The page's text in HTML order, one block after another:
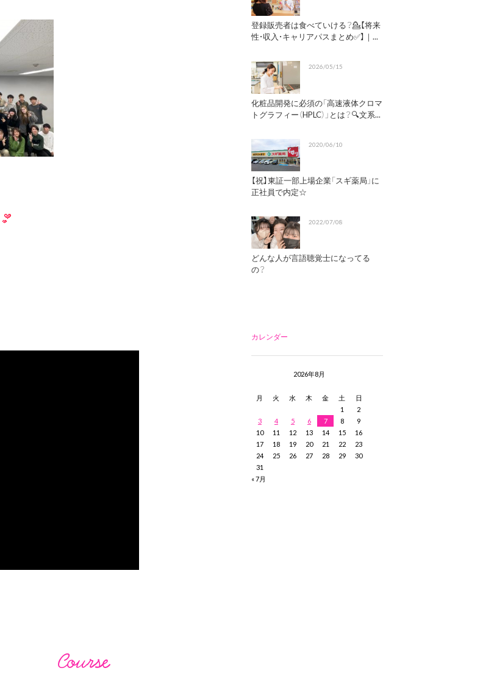
登録販売者は食べていける？💁【将来
性・収入・キャリアパスまとめ✅】｜...
2026/05/15
化粧品開発に必須の「高速液体クロマ
トグラフィー（HPLC）」とは？🔍文系...
2020/06/10
【祝】東証一部上場企業「スギ薬局」に
正社員で内定☆
2022/07/08
どんな人が言語聴覚士になってる
の？
カレンダー
2026年8月
月 火 水 木 金 土
日
1
2
3
4 5 6 7 8
9
10
11 12 13 14 15
16
17
18 19 20 21 22
23
24
25 26 27 28 29
30
31
« 7月